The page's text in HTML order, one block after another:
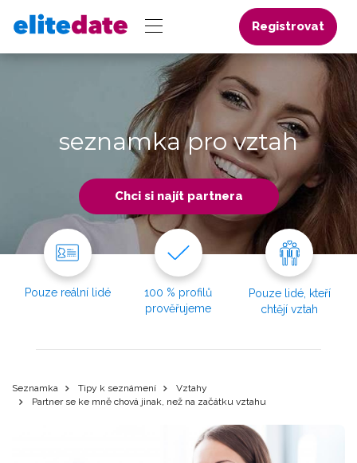
Registrovat
seznamka pro vztah
Chci si najít partnera
Pouze reální lidé
100 % profilů
prověřujeme
Pouze lidé, kteří
chtějí vztah
Seznamka Tipy k seznámení
Vztahy
Partner se ke mně chová jinak, než na začátku vztahu